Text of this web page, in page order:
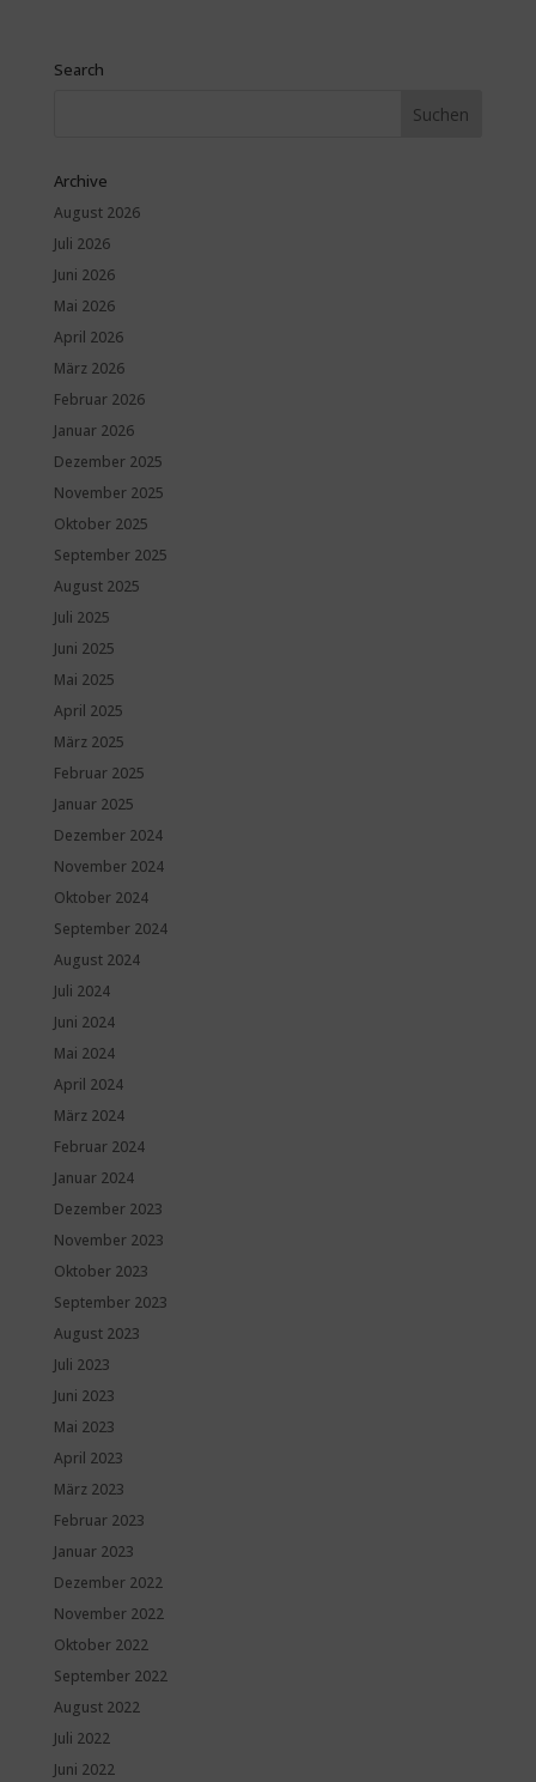
Search
Archive
August 2026
Juli 2026
Juni 2026
Mai 2026
April 2026
März 2026
Februar 2026
Januar 2026
Dezember 2025
November 2025
Oktober 2025
September 2025
August 2025
Juli 2025
Juni 2025
Mai 2025
April 2025
März 2025
Februar 2025
Januar 2025
Dezember 2024
November 2024
Oktober 2024
September 2024
August 2024
Juli 2024
Juni 2024
Mai 2024
April 2024
März 2024
Februar 2024
Januar 2024
Dezember 2023
November 2023
Oktober 2023
September 2023
August 2023
Juli 2023
Juni 2023
Mai 2023
April 2023
März 2023
Februar 2023
Januar 2023
Dezember 2022
November 2022
Oktober 2022
September 2022
August 2022
Juli 2022
Juni 2022